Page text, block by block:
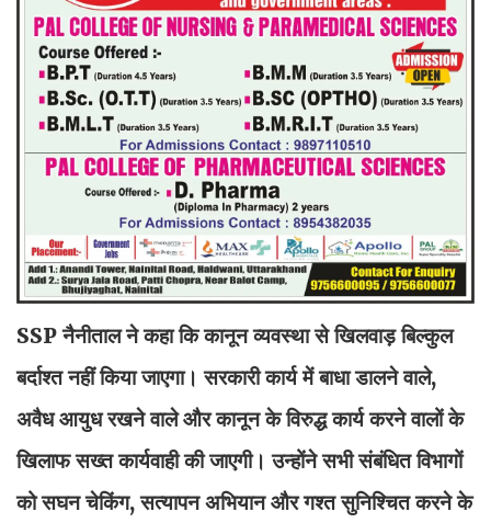
SSP नैनीताल ने कहा कि कानून व्यवस्था से खिलवाड़ बिल्कुल
बर्दाश्त नहीं किया जाएगा। सरकारी कार्य में बाधा डालने वाले,
अवैध आयुध रखने वाले और कानून के विरुद्ध कार्य करने वालों के
खिलाफ सख्त कार्यवाही की जाएगी। उन्होंने सभी संबंधित विभागों
को सघन चेकिंग, सत्यापन अभियान और गश्त सुनिश्चित करने के